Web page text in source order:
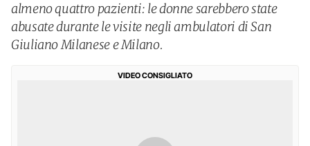
almeno quattro pazienti: le donne sarebbero state
abusate durante le visite negli ambulatori di San
Giuliano Milanese e Milano.
VIDEO CONSIGLIATO